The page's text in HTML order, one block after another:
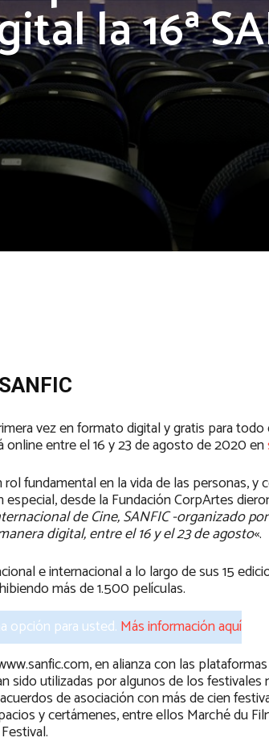
la 16ª
vez en formato digital y gratis para
online entre el 16 y 23 de agosto de 2020 en
fundamental en la vida de las personas, y
desde la Fundación CorpArtes
de Cine, SANFIC -organizado por
digital, entre el 16 y el 23 de agosto«.
e internacional a lo largo de sus 15
más de 1.500 películas.
opción para usted.Más información aquí
en alianza con las plataformas
sido utilizadas por algunos de los festivales
de asociación con más de cien
y certámenes, entre ellos Marché du